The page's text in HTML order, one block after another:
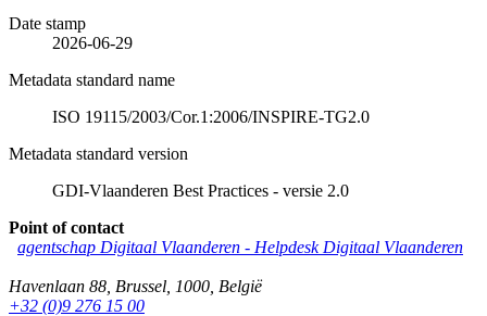
Date stamp
2026-06-29
Metadata standard name
ISO 19115/2003/Cor.1:2006/INSPIRE-TG2.0
Metadata standard version
GDI-Vlaanderen Best Practices - versie 2.0
Point of contact
agentschap Digitaal Vlaanderen - Helpdesk Digitaal Vlaanderen
Havenlaan 88 Brussel 1000 België
+32 (0)9 276 15 00